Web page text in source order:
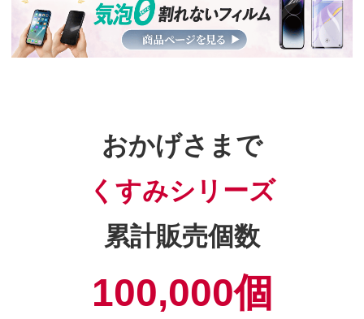
おかげさまで
くすみシリーズ
累計販売個数
100,000個